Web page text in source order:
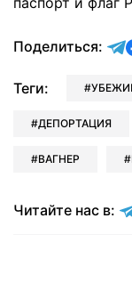
Поделиться:
Теги:
ДЕПОРТАЦИЯ
ВАГНЕР
Читайте нас в: